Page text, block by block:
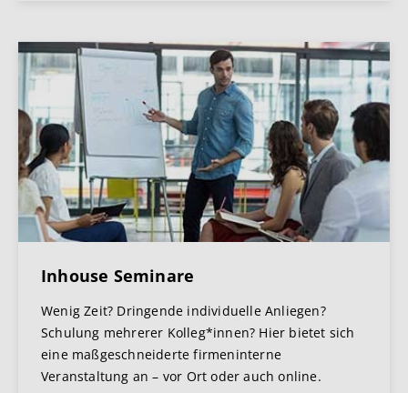
Inhouse Seminare
Wenig Zeit? Dringende individuelle Anliegen?
Schulung mehrerer Kolleg*innen? Hier bietet sich
eine maßgeschneiderte firmeninterne
Veranstaltung an – vor Ort oder auch online.